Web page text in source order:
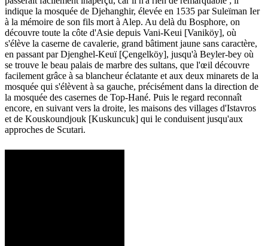
indique la mosquée de Djehanghir, élevée en 1535 par Suleïman Ier
à la mémoire de son fils mort à Alep. Au delà du Bosphore, on
découvre toute la côte d'Asie depuis Vani-Keui [Vaniköy], où
s'élève la caserne de cavalerie, grand bâtiment jaune sans caractère,
en passant par Djenghel-Keuï [Çengelköy], jusqu'à Beyler-bey où
se trouve le beau palais de marbre des sultans, que l'œil découvre
facilement grâce à sa blancheur éclatante et aux deux minarets de la
mosquée qui s'élèvent à sa gauche, précisément dans la direction de
la mosquée des casernes de Top-Hané. Puis le regard reconnaît
encore, en suivant vers la droite, les maisons des villages d'Istavros
et de Kouskoundjouk [Kuskuncuk] qui le conduisent jusqu'aux
approches de Scutari.